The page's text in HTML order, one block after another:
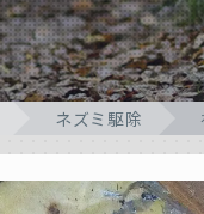
ネズミ駆除